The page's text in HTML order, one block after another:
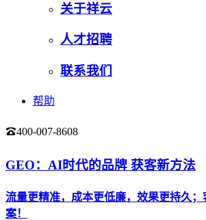
关于祥云
人才招聘
联系我们
帮助
400-007-8608
GEO：AI时代的品牌 获客新方法
流量更精准，成本更低廉，效果更持久
案！